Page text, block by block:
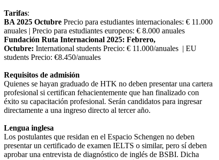
Tarifas:
BA 2025 Octubre Precio para estudiantes internacionales: € 11.000
anuales | Precio para estudiantes europeos: € 8.000 anuales
Fundación Ruta Internacional 2025: Febrero,
Octubre: International students Precio: € 11.000/anuales | EU
students Precio: €8.450/anuales
Requisitos de admisión
Quienes se hayan graduado de HTK no deben presentar una cartera
profesional si certifican fehacientemente que han finalizado con
éxito su capacitación profesional. Serán candidatos para ingresar
directamente a una ingreso directo al tercer año.
Lengua inglesa
Los postulantes que residan en el Espacio Schengen no deben
presentar un certificado de examen IELTS o similar, pero sí deben
aprobar una entrevista de diagnóstico de inglés de BSBI. Dicha